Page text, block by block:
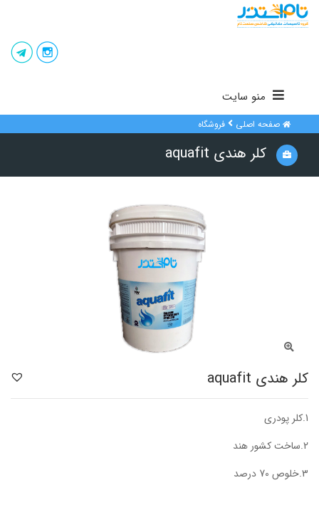
منو سایت
صفحه اصلی فروشگاه
کلر هندی aquafit
کلر هندی aquafit
1.کلر پودری
2.ساخت کشور هند
3.خلوص 70 درصد